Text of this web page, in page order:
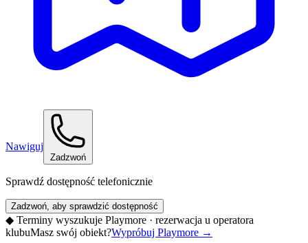
Nawiguj
Zadzwoń
Sprawdź dostępność telefonicznie
Zadzwoń, aby sprawdzić dostępność
◆ Terminy wyszukuje Playmore · rezerwacja u operatora
klubuMasz swój obiekt?Wypróbuj Playmore →